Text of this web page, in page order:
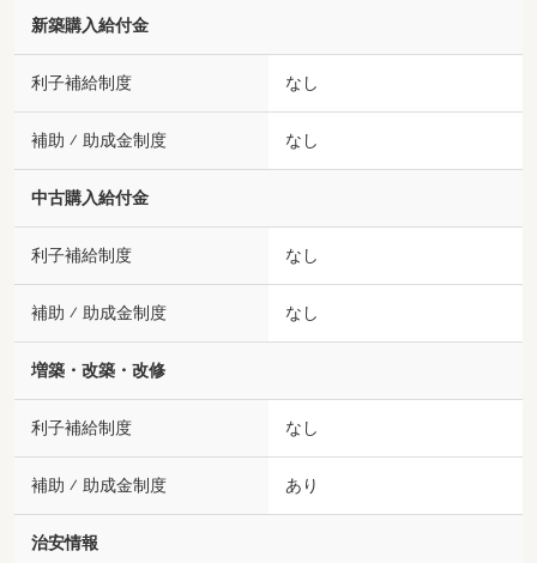
新築購入給付金
利子補給制度 なし
補助 ⁄ 助成金制度 なし
中古購入給付金
利子補給制度 なし
補助 ⁄ 助成金制度 なし
増築・改築・改修
利子補給制度 なし
補助 ⁄ 助成金制度 あり
治安情報